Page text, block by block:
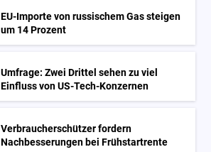
EU-Importe von russischem Gas steigen
um 14 Prozent
Umfrage: Zwei Drittel sehen zu viel
Einfluss von US-Tech-Konzernen
Verbraucherschützer fordern
Nachbesserungen bei Frühstartrente